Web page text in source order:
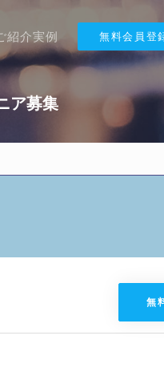
紹介実例 無料会員登
ア募集
無